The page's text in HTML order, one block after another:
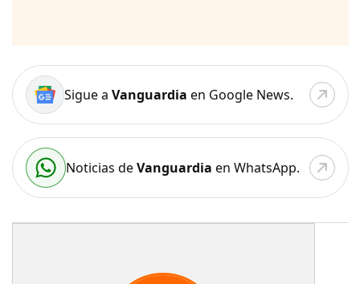
Sigue a Vanguardia en Google News.
Noticias deVanguardia en WhatsApp.